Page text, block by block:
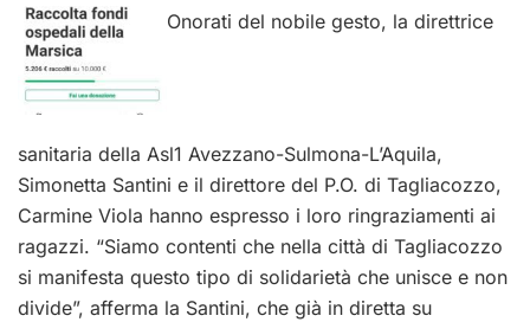
Onorati del nobile gesto, la direttrice
sanitaria della Asl1 Avezzano-Sulmona-L’Aquila,
Simonetta Santini e il direttore del P.O. di Tagliacozzo,
Carmine Viola hanno espresso i loro ringraziamenti ai
ragazzi. “Siamo contenti che nella città di Tagliacozzo
si manifesta questo tipo di solidarietà che unisce e non
divide”, afferma la Santini, che già in diretta su